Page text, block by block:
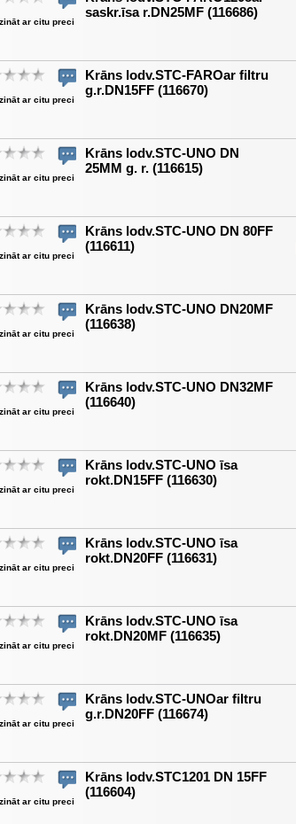
ar citu preci
saskr.īsa r.DN25MF (116686)
ar citu preci
Krāns lodv.STC-FAROar filtru
g.r.DN15FF (116670)
ar citu preci
Krāns lodv.STC-UNO DN
25MM g. r. (116615)
ar citu preci
Krāns lodv.STC-UNO DN 80FF
(116611)
ar citu preci
Krāns lodv.STC-UNO DN20MF
(116638)
ar citu preci
Krāns lodv.STC-UNO DN32MF
(116640)
ar citu preci
Krāns lodv.STC-UNO īsa
rokt.DN15FF (116630)
ar citu preci
Krāns lodv.STC-UNO īsa
rokt.DN20FF (116631)
ar citu preci
Krāns lodv.STC-UNO īsa
rokt.DN20MF (116635)
ar citu preci
Krāns lodv.STC-UNOar filtru
g.r.DN20FF (116674)
ar citu preci
Krāns lodv.STC1201 DN 15FF
(116604)